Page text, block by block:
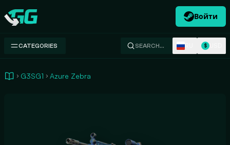
Swap.gg
Войти
CATEGORIES SEARCH… $
G3SG1 Azure Zebra